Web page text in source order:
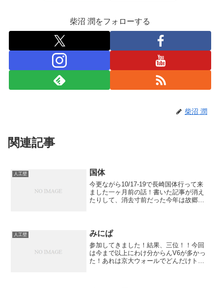
柴沼 潤をフォローする
柴沼 潤
関連記事
人工壁 国体
今更ながら10/17-19で長崎国体行って来
ました一ヶ月前の話！書いた記事が消え
たりして、消去寸前だった今年は故郷選
年と...
人工壁 みにぱ
参加してきました！結果、三位！！今回
は今まで以上にわけ分からんV6が多かっ
た！あれは京大ウォールでどんだけトレ